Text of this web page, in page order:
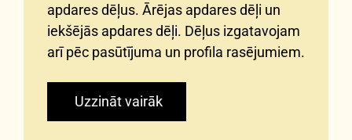
apdares dēļus. Ārējas apdares dēļi un
iekšējās apdares dēļi. Dēļus izgatavojam
arī pēc pasūtījuma un profila rasējumiem.
Uzzināt vairāk